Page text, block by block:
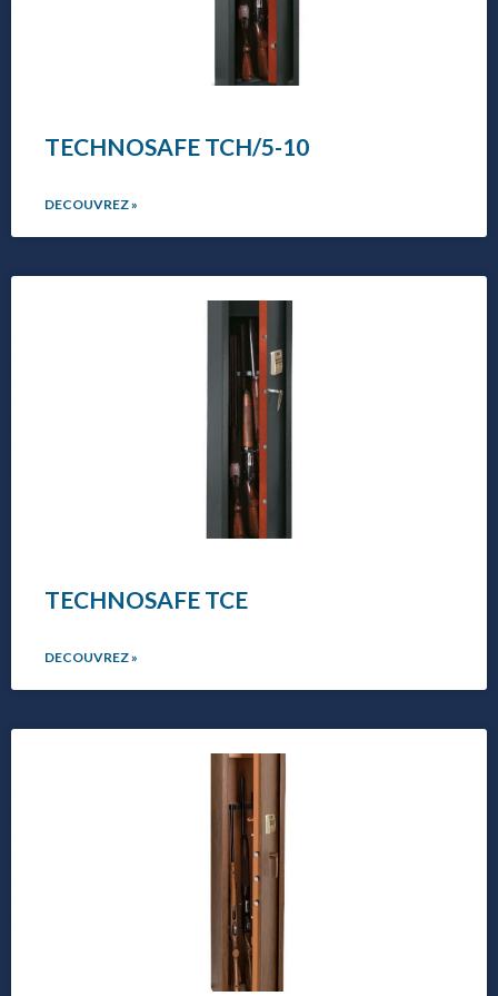
TECHNOSAFE TCH/5-10
DECOUVREZ »
TECHNOSAFE TCE
DECOUVREZ »